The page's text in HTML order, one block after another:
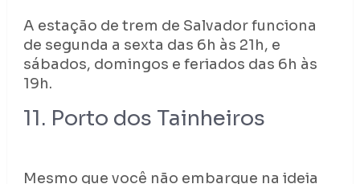
A estação de trem de Salvador funciona
de segunda a sexta das 6h às 21h, e
sábados, domingos e feriados das 6h às
19h.
11. Porto dos Tainheiros
Mesmo que você não embarque na ideia